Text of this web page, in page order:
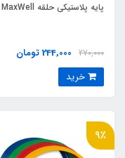
پایه پلاستیکی حلقه MaxWell
270,000 244,000 تومان
9٪